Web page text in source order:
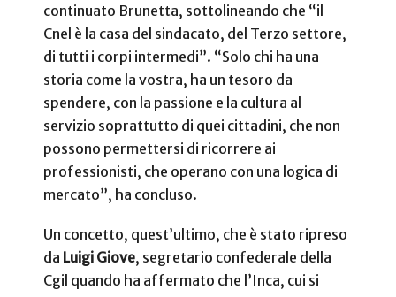
continuato Brunetta, sottolineando che “il
Cnel è la casa del sindacato, del Terzo settore,
di tutti i corpi intermedi”. “Solo chi ha una
storia come la vostra, ha un tesoro da
spendere, con la passione e la cultura al
servizio soprattutto di quei cittadini, che non
possono permettersi di ricorrere ai
professionisti, che operano con una logica di
mercato”, ha concluso.
Un concetto, quest’ultimo, che è stato ripreso
da Luigi Giove, segretario confederale della
Cgil quando ha affermato che l’Inca, cui si